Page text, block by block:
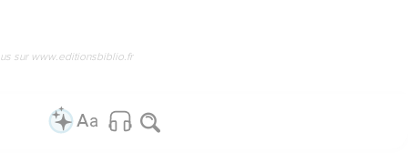
sur www.editionsbiblio.fr